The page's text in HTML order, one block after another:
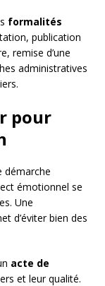
formalités
publication
remise d’une
administratives
pour
démarche
émotionnel se
Une
d’éviter bien des
acte de
et leur qualité.